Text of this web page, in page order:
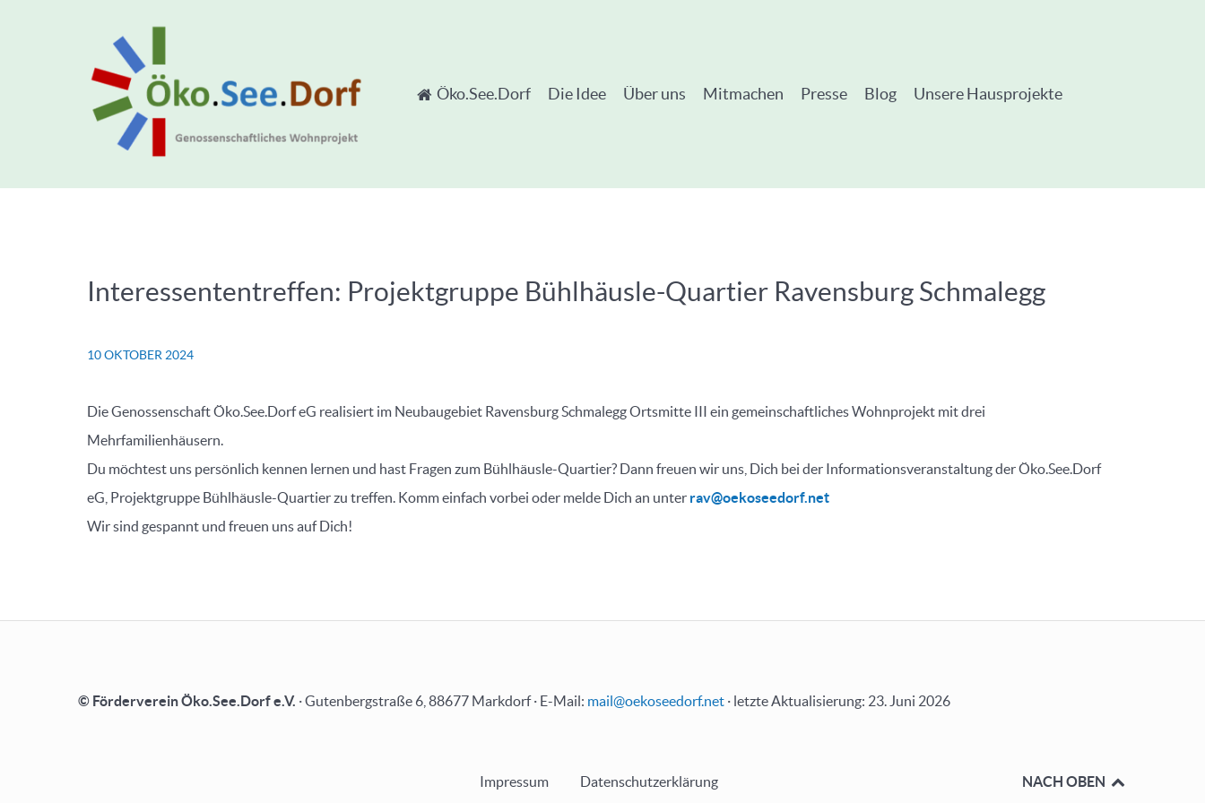
Öko.See.Dorf Die Idee Über uns Mitmachen Presse Blog Unsere Hausprojekte
Interessententreffen: Projektgruppe Bühlhäusle-Quartier Ravensburg Schmalegg
10 OKTOBER 2024
Die Genossenschaft Öko.See.Dorf eG realisiert im Neubaugebiet Ravensburg Schmalegg Ortsmitte III ein gemeinschaftliches Wohnprojekt mit drei
Mehrfamilienhäusern.
Du möchtest uns persönlich kennen lernen und hast Fragen zum Bühlhäusle-Quartier? Dann freuen wir uns, Dich bei der Informationsveranstaltung der Öko.See.Dorf
eG, Projektgruppe Bühlhäusle-Quartier zu treffen. Komm einfach vorbei oder melde Dich an unter rav@oekoseedorf.net
Wir sind gespannt und freuen uns auf Dich!
© Förderverein Öko.See.Dorf e.V. · Gutenbergstraße 6, 88677 Markdorf · E-Mail: mail@oekoseedorf.net · letzte Aktualisierung: 23. Juni 2026
Impressum Datenschutzerklärung NACH OBEN